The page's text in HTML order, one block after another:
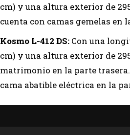
cm) y una altura exterior de
cuenta con camas gemelas en
Kosmo L-412 DS: Con una
cm) y una altura exterior de
matrimonio en la parte
cama abatible eléctrica en la